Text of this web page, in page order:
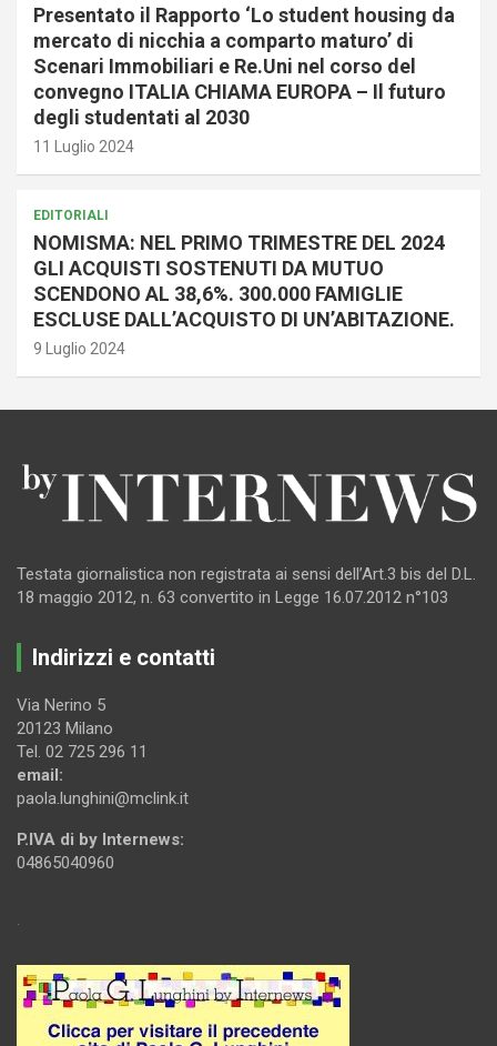
Presentato il Rapporto ‘Lo student housing da
mercato di nicchia a comparto maturo’ di
Scenari Immobiliari e Re.Uni nel corso del
convegno ITALIA CHIAMA EUROPA – Il futuro
degli studentati al 2030
11 Luglio 2024
EDITORIALI
NOMISMA: NEL PRIMO TRIMESTRE DEL 2024
GLI ACQUISTI SOSTENUTI DA MUTUO
SCENDONO AL 38,6%. 300.000 FAMIGLIE
ESCLUSE DALL’ACQUISTO DI UN’ABITAZIONE.
9 Luglio 2024
Testata giornalistica non registrata ai sensi dell’Art.3 bis del D.L.
18 maggio 2012, n. 63 convertito in Legge 16.07.2012 n°103
Indirizzi e contatti
Via Nerino 5
20123 Milano
Tel. 02 725 296 11
email:
paola.lunghini@mclink.it
P.IVA di by Internews:
04865040960
.